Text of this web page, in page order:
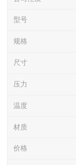
型号
规格
尺寸
压力
温度
材质
价格